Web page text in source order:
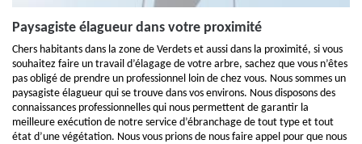
Paysagiste élagueur dans votre proximité
Chers habitants dans la zone de Verdets et aussi dans la proximité, si vous
souhaitez faire un travail d’élagage de votre arbre, sachez que vous n’êtes
pas obligé de prendre un professionnel loin de chez vous. Nous sommes un
paysagiste élagueur qui se trouve dans vos environs. Nous disposons des
connaissances professionnelles qui nous permettent de garantir la
meilleure exécution de notre service d’ébranchage de tout type et tout
état d’une végétation. Nous vous prions de nous faire appel pour que nous